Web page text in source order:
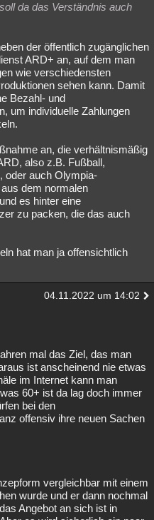
da das Verständnis auch
der öffentlich zugänglichen
ARD+ an, auf dem man
wie verschiedensten
sehen kann. Damit
Bezahl- und
um individuelle Zahlungen
an, die verhältnismäßig
also z.B. Fußball,
oder auch Olympia-
dem normalen
es hinter eine
zu packen, die das auch
hat man ja offensichtlich
04.11.2022 um 14:02
mal das Ziel, das man
ist anscheinend nie etwas
im Internet kann man
60+ ist da lag doch immer
bei den
offensiv ihre neuen Sachen
vergleichbar mit einem
wurde und er dann nochmal
Angebot an sich ist in